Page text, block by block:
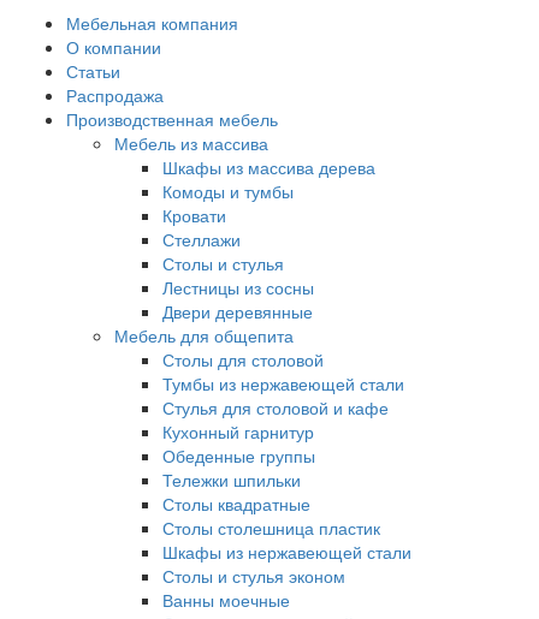
Мебельная компания
О компании
Статьи
Распродажа
Производственная мебель
Мебель из массива
Шкафы из массива дерева
Комоды и тумбы
Кровати
Стеллажи
Столы и стулья
Лестницы из сосны
Двери деревянные
Мебель для общепита
Столы для столовой
Тумбы из нержавеющей стали
Стулья для столовой и кафе
Кухонный гарнитур
Обеденные группы
Тележки шпильки
Столы квадратные
Столы столешница пластик
Шкафы из нержавеющей стали
Столы и стулья эконом
Ванны моечные